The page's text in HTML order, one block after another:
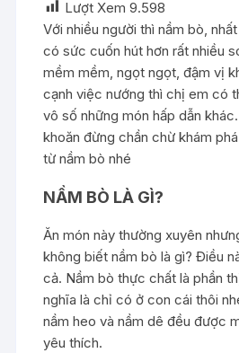
Lượt Xem 9.598
Với nhiều người thì nầm bò,
có sức cuốn hút hơn rất nhiều
mềm mềm, ngọt ngọt, đậm vị
cạnh việc nướng thì chị em có
vô số những món hấp dẫn
khoăn đừng chần chừ khám
từ nầm bò nhé
NẦM BÒ LÀ GÌ?
Ăn món này thường xuyên
không biết nầm bò là gì? Điều
cả. Nầm bò thực chất là phần
nghĩa là chỉ có ở con cái thôi
nầm heo và nầm dê đều được
yêu thích.